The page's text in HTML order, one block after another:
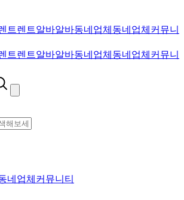
트렌트알바알바동네업체 동네업체 커뮤니
트렌트알바알바동네업체 동네업체 커뮤니
네업체 커뮤니티